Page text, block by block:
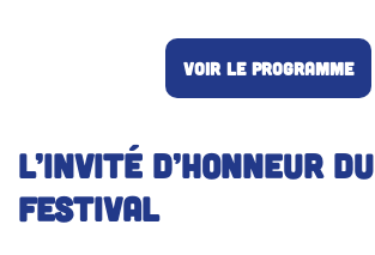
Voir le programme
L’invité d’honneur du
Festival